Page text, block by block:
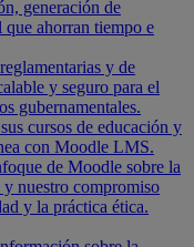
generación de
ahorran tiempo e
y de
y seguro para el
gubernamentales.
cursos de educación y
con Moodle LMS.
de Moodle sobre la
nuestro compromiso
y la práctica ética.